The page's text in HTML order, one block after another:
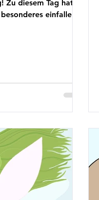
Zu diesem Tag hat
einfallen